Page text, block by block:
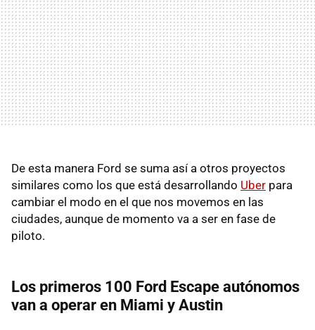
De esta manera Ford se suma así a otros proyectos
similares como los que está desarrollando Uber para
cambiar el modo en el que nos movemos en las
ciudades, aunque de momento va a ser en fase de
piloto.
Los primeros 100 Ford Escape autónomos
van a operar en Miami y Austin